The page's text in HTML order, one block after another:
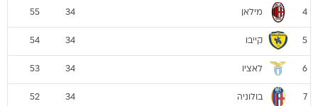
4 מילאן 34
55
5 קייבו 34
54
6 לאציו 34
53
7 בולוניה 34
52